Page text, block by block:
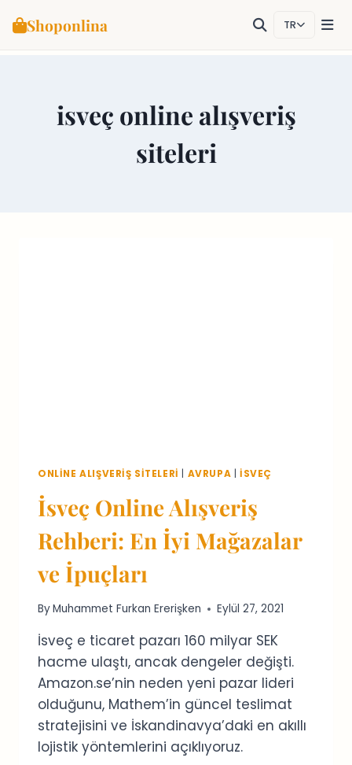
Shoponlina TR
isveç online alışveriş
siteleri
ONLINE ALIŞVERIŞ SITELERI AVRUPA |İSVEÇ
İsveç Online Alışveriş
Rehberi: En İyi Mağazalar
ve İpuçları
ByMuhammet Furkan Ererişken Eylül 27, 2021
İsveç e ticaret pazarı 160 milyar SEK
hacme ulaştı, ancak dengeler değişti.
Amazon.se’nin neden yeni pazar lideri
olduğunu, Mathem’in güncel teslimat
stratejisini ve İskandinavya’daki en akıllı
lojistik yöntemlerini açıklıyoruz.